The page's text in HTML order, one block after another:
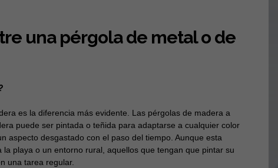
una pérgola de metal o de
es la diferencia más evidente. Las pérgolas de madera a
puede ser pintada o teñida para adaptarse a cualquier color
aspecto desgastado con el paso del tiempo. Aunque esta
playa o un entorno rural, aquellos que tengan que pintar su
una tarea regular.